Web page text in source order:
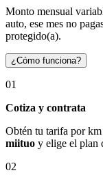
Monto mensual
auto, ese mes no
protegido(a).
¿Cómo funciona?
01
Cotiza y contrata
Obtén tu tarifa por
miituo y elige el plan
02